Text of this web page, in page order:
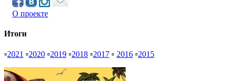
О проекте
Итоги
▫2021 ▫2020 ▫2019 ▫2018 ▫2017 ▫ 2016 ▫2015